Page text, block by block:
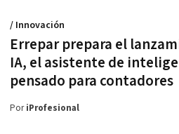
Errepar prepara el
IA, el asistente de
pensado para contadores
/ Innovación
PoriProfesional